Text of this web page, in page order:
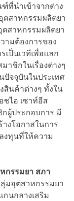
ที่นำเข้าจากต่าง
ตสาหกรรมผลิตยา
สาหกรรมผลิตยา
ามต้องการของ
เป็นเวทีเพื่อแลก
าชิกในเรื่องต่างๆ
ปัจจุบันในประเทศ
สินค้าต่างๆ ทั้งใน
ชไอ เซาท์อีส
กผู้ประกอบการ มี
างโอกาสในการ
งทุนที่ให้ความ
กรรมยา สภา
ลุ่มอุตสาหกรรมยา
นกลางเสริม